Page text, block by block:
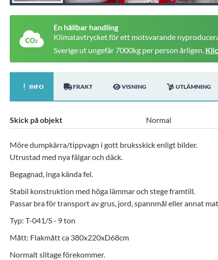
En hållbar handling
Klimatavtrycket för ett motsvarande
Sverige ut ungefär 7000kg per person årligen.
INFO FRAKT VISNING UTLÄMNING
Skick på objekt Normal
Möre dumpkärra/tippvagn i gott bruksskick enligt bilder.
Utrustad med nya fälgar och däck.
Begagnad, inga kända fel.
Stabil konstruktion med höga lämmar och stege framtill.
Passar bra för transport av grus, jord, spannmål eller annat
Typ: T-041/S - 9 ton
Mått: Flakmått ca 380x220xD68cm
Normalt slitage förekommer.